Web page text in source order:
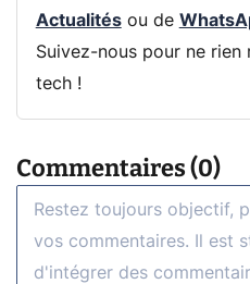
Actualitésou de
Suivez-nous pour ne rien
tech !
Commentaires (0)